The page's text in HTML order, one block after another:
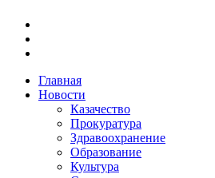
Главная
Новости
Казачество
Прокуратура
Здравоохранение
Образование
Культура